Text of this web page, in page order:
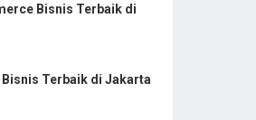
Bisnis Terbaik di
Terbaik di Jakarta